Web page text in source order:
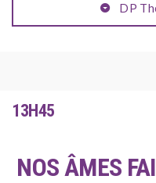
DP
13H45
NOS ÂMES